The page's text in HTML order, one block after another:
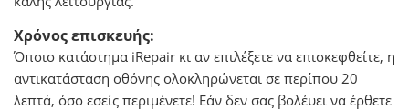
Χρόνος επισκευής:
Όποιο κατάστημα iRepair κι αν επιλέξετε να επισκεφθείτε, η
αντικατάσταση οθόνης ολοκληρώνεται σε περίπου 20
λεπτά, όσο εσείς περιμένετε! Εάν δεν σας βολέυει να έρθετε